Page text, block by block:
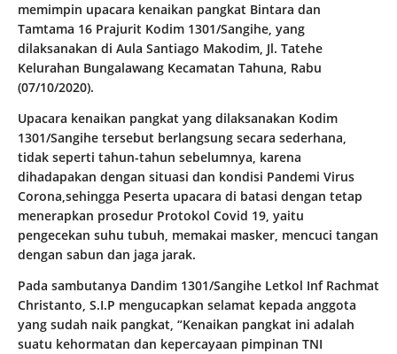
memimpin upacara kenaikan pangkat Bintara dan
Tamtama 16 Prajurit Kodim 1301/Sangihe, yang
dilaksanakan di Aula Santiago Makodim, Jl. Tatehe
Kelurahan Bungalawang Kecamatan Tahuna, Rabu
(07/10/2020).
Upacara kenaikan pangkat yang dilaksanakan Kodim
1301/Sangihe tersebut berlangsung secara sederhana,
tidak seperti tahun-tahun sebelumnya, karena
dihadapakan dengan situasi dan kondisi Pandemi Virus
Corona,sehingga Peserta upacara di batasi dengan tetap
menerapkan prosedur Protokol Covid 19, yaitu
pengecekan suhu tubuh, memakai masker, mencuci tangan
dengan sabun dan jaga jarak.
Pada sambutanya Dandim 1301/Sangihe Letkol Inf Rachmat
Christanto, S.I.P mengucapkan selamat kepada anggota
yang sudah naik pangkat, “Kenaikan pangkat ini adalah
suatu kehormatan dan kepercayaan pimpinan TNI